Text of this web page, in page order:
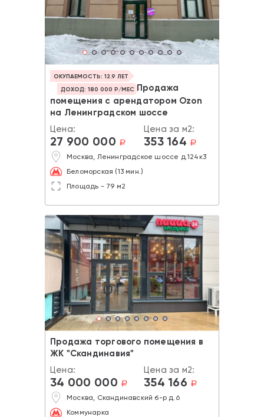
ОКУПАЕМОСТЬ: 12.9 ЛЕТ
ДОХОД: 180 000 Р/МЕС Продажа
помещения с арендатором Ozon
на Ленинградском шоссе
Цена:
27 900 000 a
Цена за м2:
353 164 a
Москва, Ленинградское шоссе д.124к3
Беломорская (13 мин.)
Площадь - 79 м2
Продажа торгового помещения в
ЖК "Скандинавия"
Цена:
34 000 000 a
Цена за м2:
354 166 a
Москва, Скандинавский б-р д.6
Коммунарка